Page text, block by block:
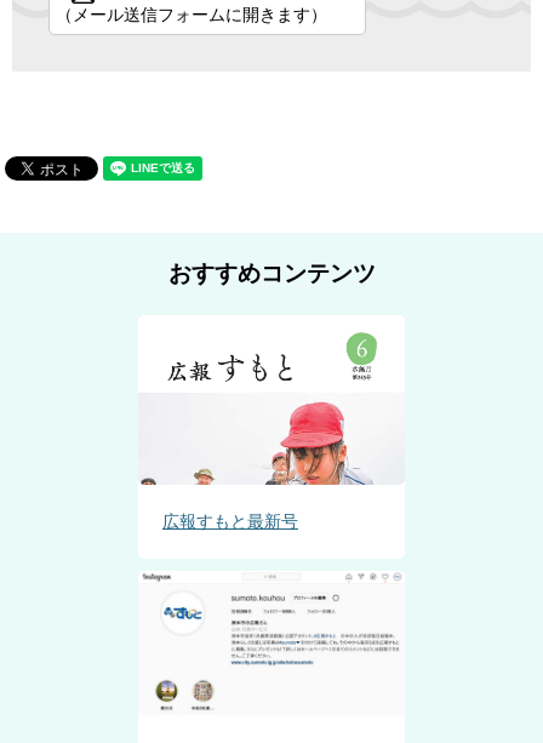
（メール送信フォームに開きます）
おすすめコンテンツ
広報すもと最新号